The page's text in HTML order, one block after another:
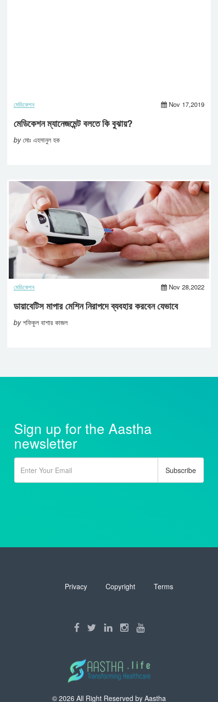
মেডিকেশন Nov 17,2019
মেডিকেশন ম্যানেজমেন্ট বলতে কি বুঝায়?
byমোঃ এহসানুল হক
মেডিকেশন Nov 28,2022
ডায়াবেটিস মাপার মেশিন নিরাপদে ব্যবহার করবেন যেভাবে
byশফিকুল বাশার কাজল
Sign up for the Aastha
newsletter
Privacy Copyright Terms
© 2026 All Right Reserved by Aastha